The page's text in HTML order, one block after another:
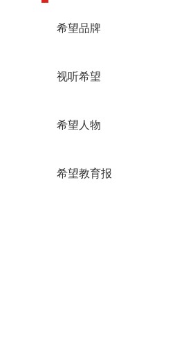
希望品牌
视听希望
希望人物
希望教育报